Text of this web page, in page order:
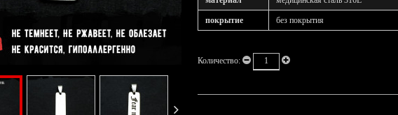
покрытие без покрытия
Количество: